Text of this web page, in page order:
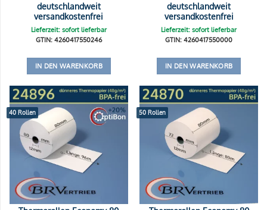
deutschlandweit
versandkostenfrei
Lieferzeit: sofort lieferbar
GTIN: 4260417550246
IN DEN WARENKORB
deutschlandweit
versandkostenfrei
Lieferzeit: sofort lieferbar
GTIN: 4260417550000
IN DEN WARENKORB
40 Rollen 50 Rollen